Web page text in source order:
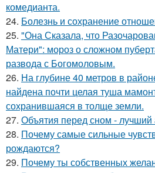
комедианта.
24. Болезнь и сохранение
25. "Она Сказала, что
Матери": мороз о сложном
развода с Богомоловым.
26. На глубине 40 метров в
найдена почти целая туша
сохранившаяся в толще земли.
27. Объятия перед сном - лучший
28. Почему самые сильные
рождаются?
29. Почему ты собственных